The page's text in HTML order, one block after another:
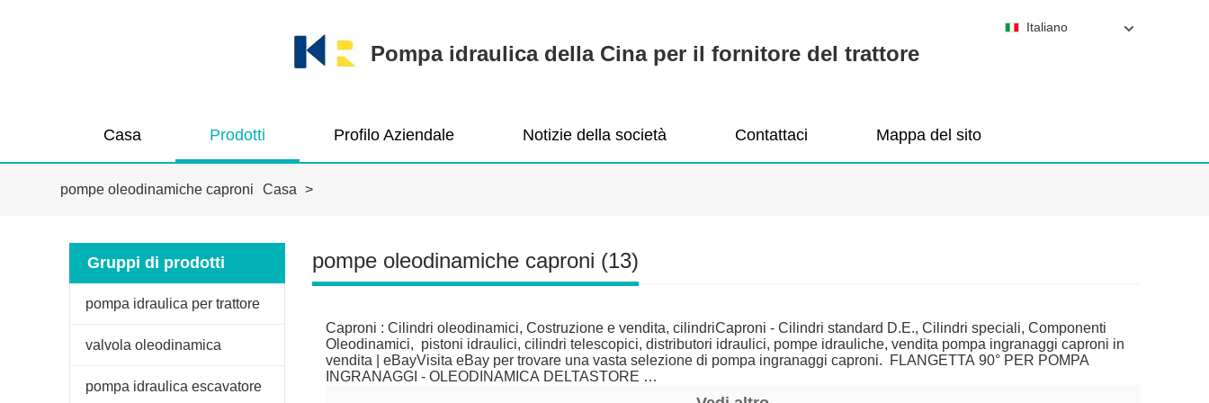
Pompa idraulica della Cina per il fornitore del trattore
Casa Prodotti Profilo Aziendale Notizie della società Contattaci Mappa del sito
Italiano
Casa >
pompe oleodinamiche caproni
Gruppi di prodotti
pompa idraulica per trattore
valvola oleodinamica
pompa idraulica escavatore
pompe oleodinamiche caproni (13)
Caproni : Cilindri oleodinamici, Costruzione e vendita, cilindriCaproni - Cilindri standard D.E., Cilindri speciali, Componenti
Oleodinamici, pistoni idraulici, cilindri telescopici, distributori idraulici, pompe idrauliche, vendita pompa ingranaggi caproni in
vendita | eBayVisita eBay per trovare una vasta selezione di pompa ingranaggi caproni. FLANGETTA 90° PER POMPA
INGRANAGGI - OLEODINAMICA DELTASTORE